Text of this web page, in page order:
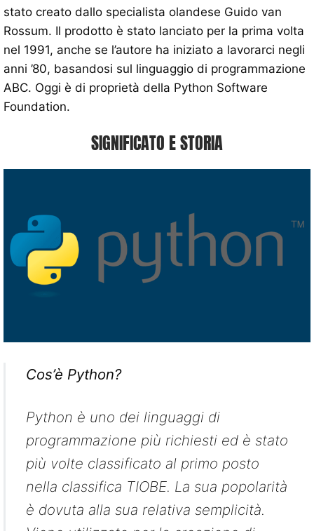
stato creato dallo specialista olandese Guido van
Rossum. Il prodotto è stato lanciato per la prima volta
nel 1991, anche se l’autore ha iniziato a lavorarci negli
anni ’80, basandosi sul linguaggio di programmazione
ABC. Oggi è di proprietà della Python Software
Foundation.
SIGNIFICATO E STORIA
Cos’è Python?
Python è uno dei linguaggi di
programmazione più richiesti ed è stato
più volte classificato al primo posto
nella classifica TIOBE. La sua popolarità
è dovuta alla sua relativa semplicità.